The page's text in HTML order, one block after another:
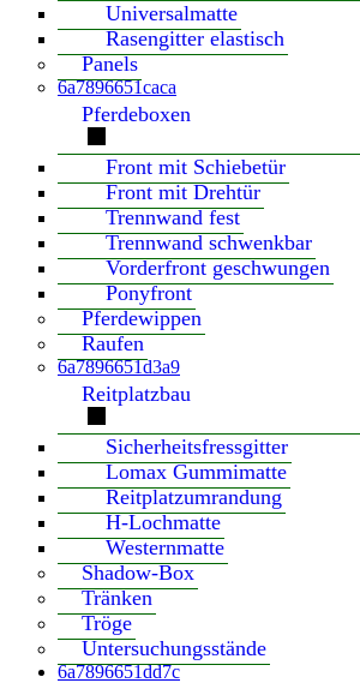
Universalmatte
Rasengitter elastisch
Panels
6a7896651caca
Pferdeboxen
Front mit Schiebetür
Front mit Drehtür
Trennwand fest
Trennwand schwenkbar
Vorderfront geschwungen
Ponyfront
Pferdewippen
Raufen
6a7896651d3a9
Reitplatzbau
Sicherheitsfressgitter
Lomax Gummimatte
Reitplatzumrandung
H-Lochmatte
Westernmatte
Shadow-Box
Tränken
Tröge
Untersuchungsstände
6a7896651dd7c